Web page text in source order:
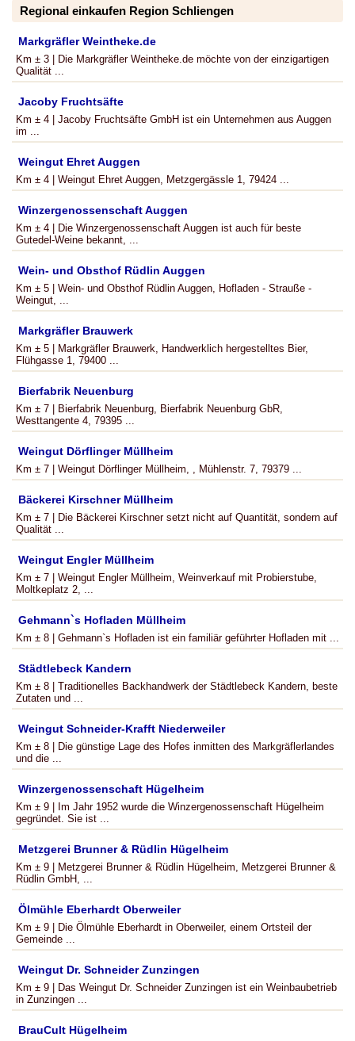
Regional einkaufen Region Schliengen
Markgräfler Weintheke.de
Km ± 3 | Die Markgräfler Weintheke.de möchte von der einzigartigen
Qualität ...
Jacoby Fruchtsäfte
Km ± 4 | Jacoby Fruchtsäfte GmbH ist ein Unternehmen aus Auggen
im ...
Weingut Ehret Auggen
Km ± 4 | Weingut Ehret Auggen, Metzgergässle 1, 79424 ...
Winzergenossenschaft Auggen
Km ± 4 | Die Winzergenossenschaft Auggen ist auch für beste
Gutedel-Weine bekannt, ...
Wein- und Obsthof Rüdlin Auggen
Km ± 5 | Wein- und Obsthof Rüdlin Auggen, Hofladen - Strauße -
Weingut, ...
Markgräfler Brauwerk
Km ± 5 | Markgräfler Brauwerk, Handwerklich hergestelltes Bier,
Flühgasse 1, 79400 ...
Bierfabrik Neuenburg
Km ± 7 | Bierfabrik Neuenburg, Bierfabrik Neuenburg GbR,
Westtangente 4, 79395 ...
Weingut Dörflinger Müllheim
Km ± 7 | Weingut Dörflinger Müllheim, , Mühlenstr. 7, 79379 ...
Bäckerei Kirschner Müllheim
Km ± 7 | Die Bäckerei Kirschner setzt nicht auf Quantität, sondern auf
Qualität ...
Weingut Engler Müllheim
Km ± 7 | Weingut Engler Müllheim, Weinverkauf mit Probierstube,
Moltkeplatz 2, ...
Gehmann`s Hofladen Müllheim
Km ± 8 | Gehmann`s Hofladen ist ein familiär geführter Hofladen mit ...
Städtlebeck Kandern
Km ± 8 | Traditionelles Backhandwerk der Städtlebeck Kandern, beste
Zutaten und ...
Weingut Schneider-Krafft Niederweiler
Km ± 8 | Die günstige Lage des Hofes inmitten des Markgräflerlandes
und die ...
Winzergenossenschaft Hügelheim
Km ± 9 | Im Jahr 1952 wurde die Winzergenossenschaft Hügelheim
gegründet. Sie ist ...
Metzgerei Brunner & Rüdlin Hügelheim
Km ± 9 | Metzgerei Brunner & Rüdlin Hügelheim, Metzgerei Brunner &
Rüdlin GmbH, ...
Ölmühle Eberhardt Oberweiler
Km ± 9 | Die Ölmühle Eberhardt in Oberweiler, einem Ortsteil der
Gemeinde ...
Weingut Dr. Schneider Zunzingen
Km ± 9 | Das Weingut Dr. Schneider Zunzingen ist ein Weinbaubetrieb
in Zunzingen ...
BrauCult Hügelheim